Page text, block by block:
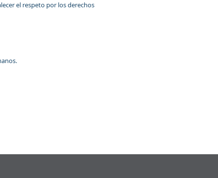
el respeto por los derechos